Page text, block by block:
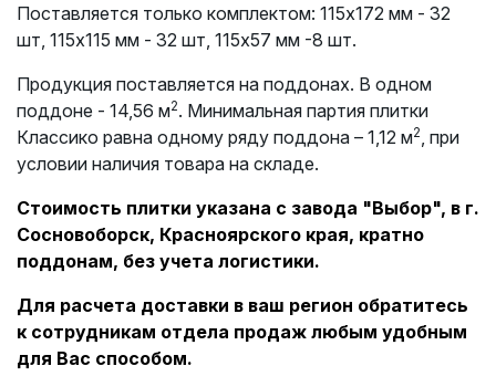
Поставляется только комплектом: 115х172 мм - 32
шт, 115х115 мм - 32 шт, 115х57 мм -8 шт.
Продукция поставляется на поддонах. В одном
поддоне - 14,56 м2. Минимальная партия плитки
Классико равна одному ряду поддона – 1,12 м2 , при
условии наличия товара на складе.
Стоимость плитки указана с завода "Выбор", в г.
Сосновоборск, Красноярского края, кратно
поддонам, без учета логистики.
Для расчета доставки в ваш регион обратитесь
к сотрудникам отдела продаж любым удобным
для Вас способом.